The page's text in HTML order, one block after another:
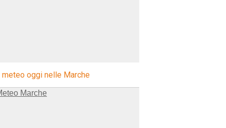
meteo oggi nelle Marche